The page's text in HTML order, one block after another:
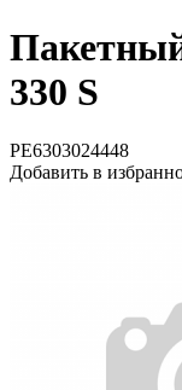
330 S
PE6303024448
Добавить в